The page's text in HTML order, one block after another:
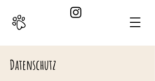
Datenschutz